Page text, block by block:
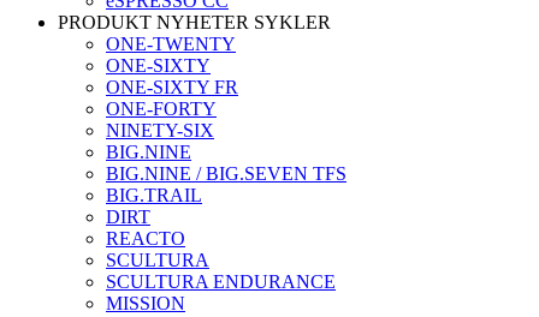
PRODUKT NYHETER SYKLER
ONE-TWENTY
ONE-SIXTY
ONE-SIXTY FR
ONE-FORTY
NINETY-SIX
BIG.NINE
BIG.NINE / BIG.SEVEN TFS
BIG.TRAIL
DIRT
REACTO
SCULTURA
SCULTURA ENDURANCE
MISSION